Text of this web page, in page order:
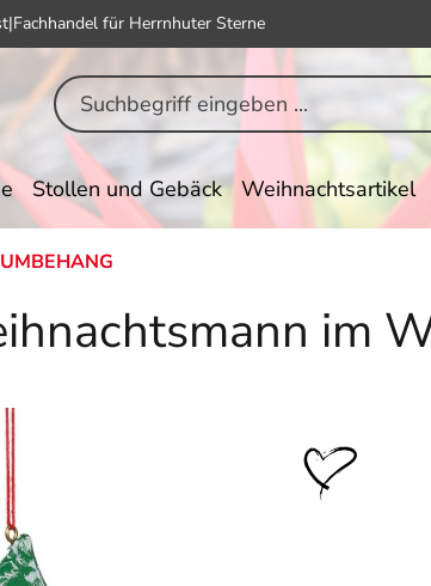
|Fachhandel für Herrnhuter Sterne
Stollen und Gebäck Weihnachtsartikel
im